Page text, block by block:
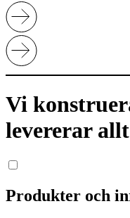
Vi
levererar
Produkter och